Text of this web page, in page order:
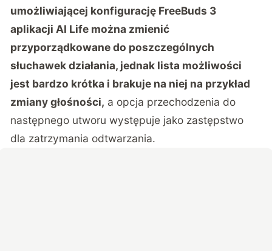
umożliwiającej konfigurację FreeBuds 3
aplikacji AI Life można zmienić
przyporządkowane do poszczególnych
słuchawek działania, jednak lista możliwości
jest bardzo krótka i brakuje na niej na przykład
zmiany głośności, a opcja przechodzenia do
następnego utworu występuje jako zastępstwo
dla zatrzymania odtwarzania.